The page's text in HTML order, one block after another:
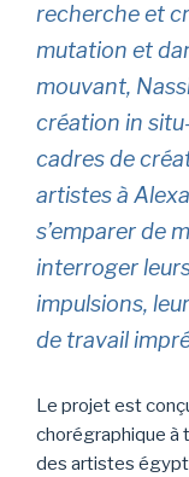
recherche et
mutation et
mouvant,
création in
cadres de
artistes à
s’emparer de
interroger
impulsions,
de travail
Le projet est
chorégraphique à
des artistes